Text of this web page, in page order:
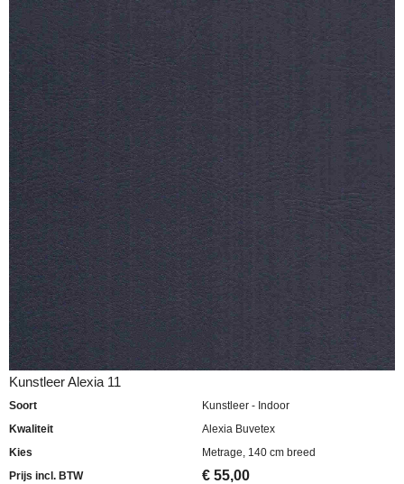
Kunstleer Alexia 11
Soort
Kunstleer - Indoor
Kwaliteit
Alexia Buvetex
Kies
Metrage, 140 cm breed
Prijs incl. BTW
€ 55,00